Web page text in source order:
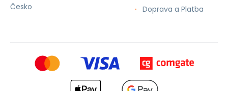
Česko
Doprava a Platba